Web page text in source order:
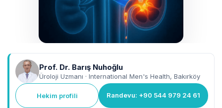
Prof. Dr. Barış Nuhoğlu
Üroloji Uzmanı · International Men's Health, Bakırköy
Hekim profili Randevu: +90 544 979 24 61